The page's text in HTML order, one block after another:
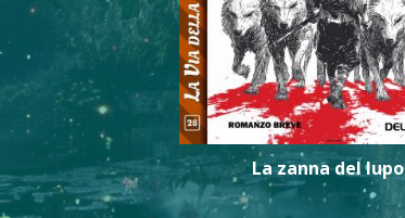
La zanna del lupo